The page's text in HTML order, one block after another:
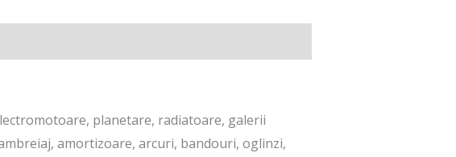
planetare, radiatoare, galerii
amortizoare, arcuri, bandouri, oglinzi,